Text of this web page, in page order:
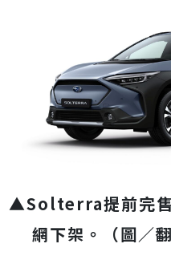
▲Solterra提前完售
網下架。（圖／